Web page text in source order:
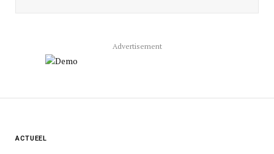
Advertisement
ACTUEEL